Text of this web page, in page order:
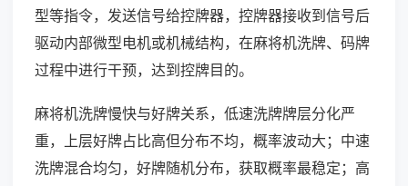
型等指令，发送信号给控牌器，控牌器接收到信号后
驱动内部微型电机或机械结构，在麻将机洗牌、码牌
过程中进行干预，达到控牌目的。
麻将机洗牌慢快与好牌关系，低速洗牌牌层分化严
重，上层好牌占比高但分布不均，概率波动大；中速
洗牌混合均匀，好牌随机分布，获取概率最稳定；高